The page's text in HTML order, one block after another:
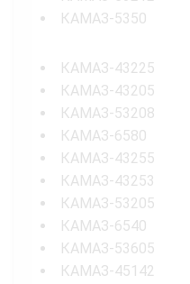
КАМАЗ-5350
КАМАЗ-43225
КАМАЗ-43205
КАМАЗ-53208
КАМАЗ-6580
КАМАЗ-43255
КАМАЗ-43253
КАМАЗ-53205
КАМАЗ-6540
КАМАЗ-53605
КАМАЗ-45142